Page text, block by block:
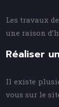
Les travaux
une raison
Réaliser
Il existe
vous sur le